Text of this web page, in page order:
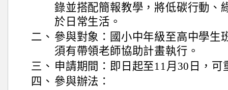
錄並搭配簡報教學，將低碳行動、
於日常生活。
二、 參與對象：國小中年級至高中學生
須有帶領老師協助計畫執行。
三、 申請期間：即日起至11月30日，可
四、 參與辦法：